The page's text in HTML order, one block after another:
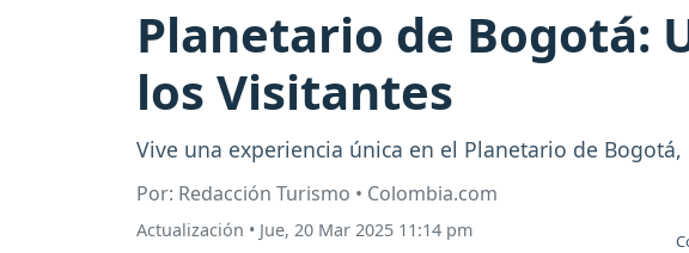
Planetario de Bogotá:
los Visitantes
Vive una experiencia única en el Planetario de
Por: Redacción Turismo • Colombia.com
Actualización • Jue, 20 Mar 2025 11:14 pm